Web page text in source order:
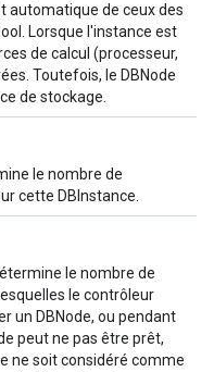
automatique de ceux des
Lorsque l'instance est
de calcul (processeur,
Toutefois, le DBNode
de stockage.
le nombre de
cette DBInstance.
le nombre de
le contrôleur
un DBNode, ou pendant
peut ne pas être prêt,
ne soit considéré comme